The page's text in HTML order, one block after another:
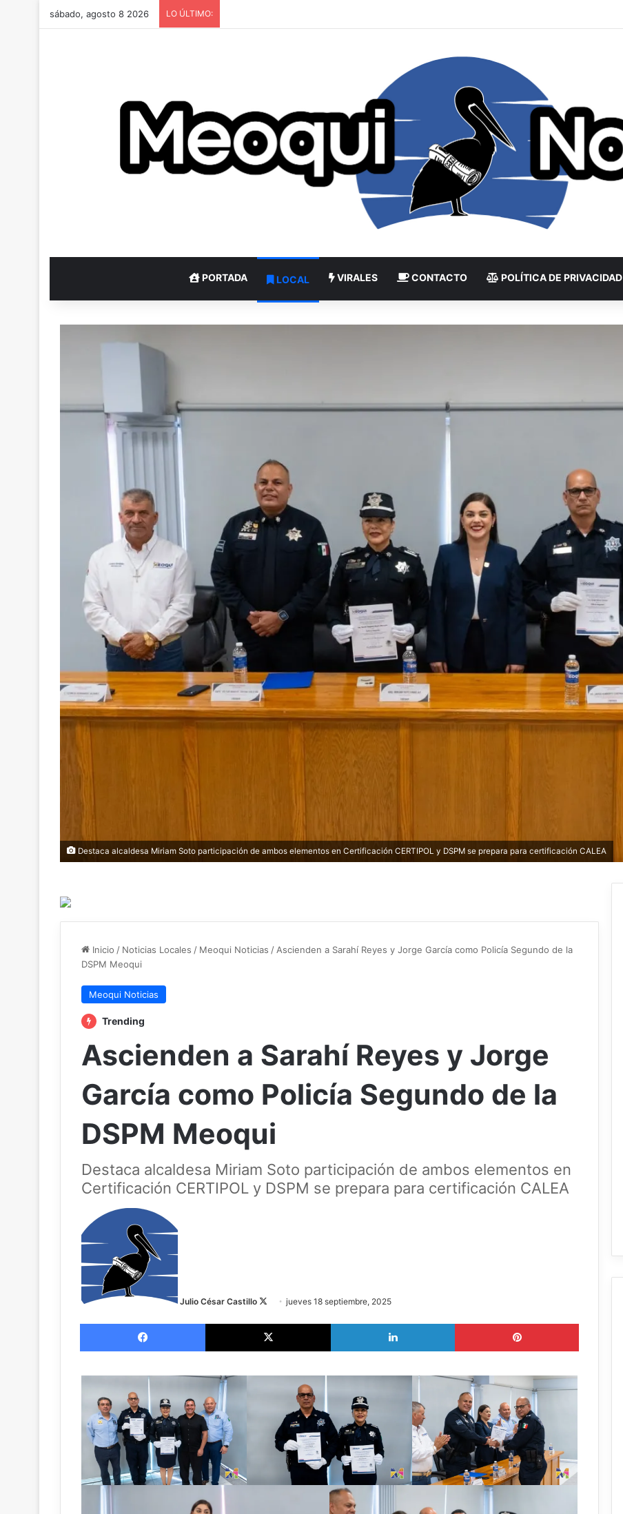
sábado, agosto 8 2026 LO ÚLTIMO:
PORTADA LOCAL VIRALES CONTACTO POLÍTICA DE PRIVACIDAD
Destaca alcaldesa Miriam Soto participación de ambos elementos en Certificación CERTIPOL y DSPM se prepara para certificación CALEA
Inicio / Noticias Locales / Meoqui Noticias / Ascienden a Sarahí Reyes y Jorge García como Policía Segundo de la
DSPM Meoqui
Meoqui Noticias
Trending
Ascienden a Sarahí Reyes y Jorge
García como Policía Segundo de la
DSPM Meoqui
Destaca alcaldesa Miriam Soto participación de ambos elementos en
Certificación CERTIPOL y DSPM se prepara para certificación CALEA
Julio César Castillo jueves 18 septiembre, 2025
Facebook X LinkedIn Pinterest